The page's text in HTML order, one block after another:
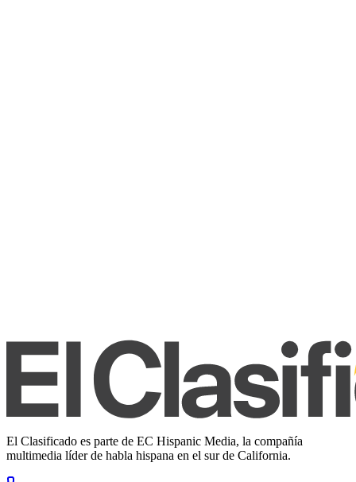
El Clasificado es parte de EC Hispanic Media, la compañía
multimedia líder de habla hispana en el sur de California.